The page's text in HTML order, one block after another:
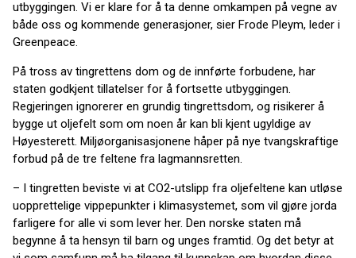
utbyggingen. Vi er klare for å ta denne omkampen på vegne av
både oss og kommende generasjoner, sier Frode Pleym, leder i
Greenpeace.
På tross av tingrettens dom og de innførte forbudene, har
staten godkjent tillatelser for å fortsette utbyggingen.
Regjeringen ignorerer en grundig tingrettsdom, og risikerer å
bygge ut oljefelt som om noen år kan bli kjent ugyldige av
Høyesterett. Miljøorganisasjonene håper på nye tvangskraftige
forbud på de tre feltene fra lagmannsretten.
– I tingretten beviste vi at CO2-utslipp fra oljefeltene kan utløse
uopprettelige vippepunkter i klimasystemet, som vil gjøre jorda
farligere for alle vi som lever her. Den norske staten må
begynne å ta hensyn til barn og unges framtid. Og det betyr at